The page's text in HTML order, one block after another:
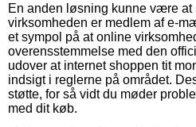
En anden løsning kunne være at
virksomheden er medlem af e-
et sympol på at online
overensstemmelse med den
udover at internet shoppen tit
indsigt i reglerne på området.
støtte, for så vidt du møder
med dit køb.